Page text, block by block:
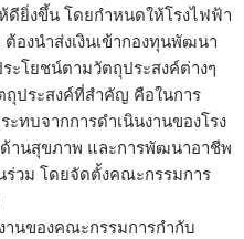
ยิ่งขึ้น โดยกำหนดให้โรงไฟฟ้า
องนำส่งเงินเข้ากองทุนพัฒนา
ะโยชน์ตามวัตถุประสงค์ต่างๆ
ประสงค์ที่สำคัญ คือในการ
บจากการดำเนินงานของโรง
านสุขภาพ และการพัฒนาอาชีพ
วม โดยจัดตั้งคณะกรรมการ
ของคณะกรรมการกำกับ